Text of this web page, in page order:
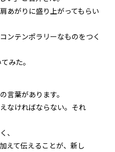
あがりに盛り上がってもらい
ンテンポラリーなものをつく
みた。
言葉があります。
なければならない。それ
、
えて伝えることが、新し